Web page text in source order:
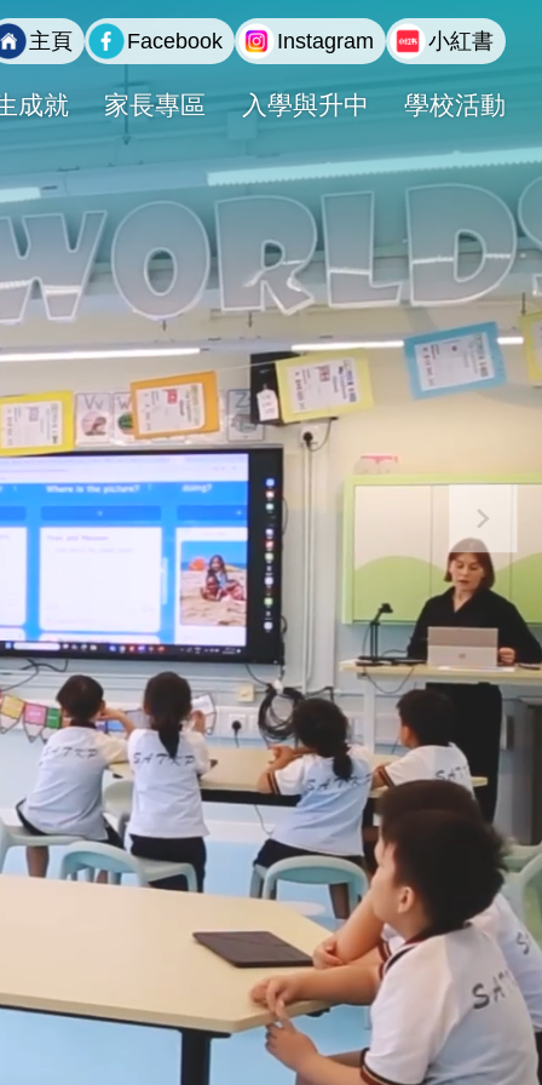
主頁 Facebook Instagram 小紅書
成就 家長專區 入學與升中 學校活動